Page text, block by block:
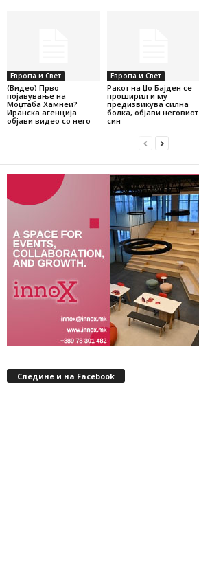
Европа и Свет
(Видео) Прво
појавување на
Моџтаба Хамнеи?
Иранска агенција
објави видео со него
Европа и Свет
Ракот на Џо Бајден се
проширил и му
предизвикува силна
болка, објави неговиот
син
Следине и на Facebook